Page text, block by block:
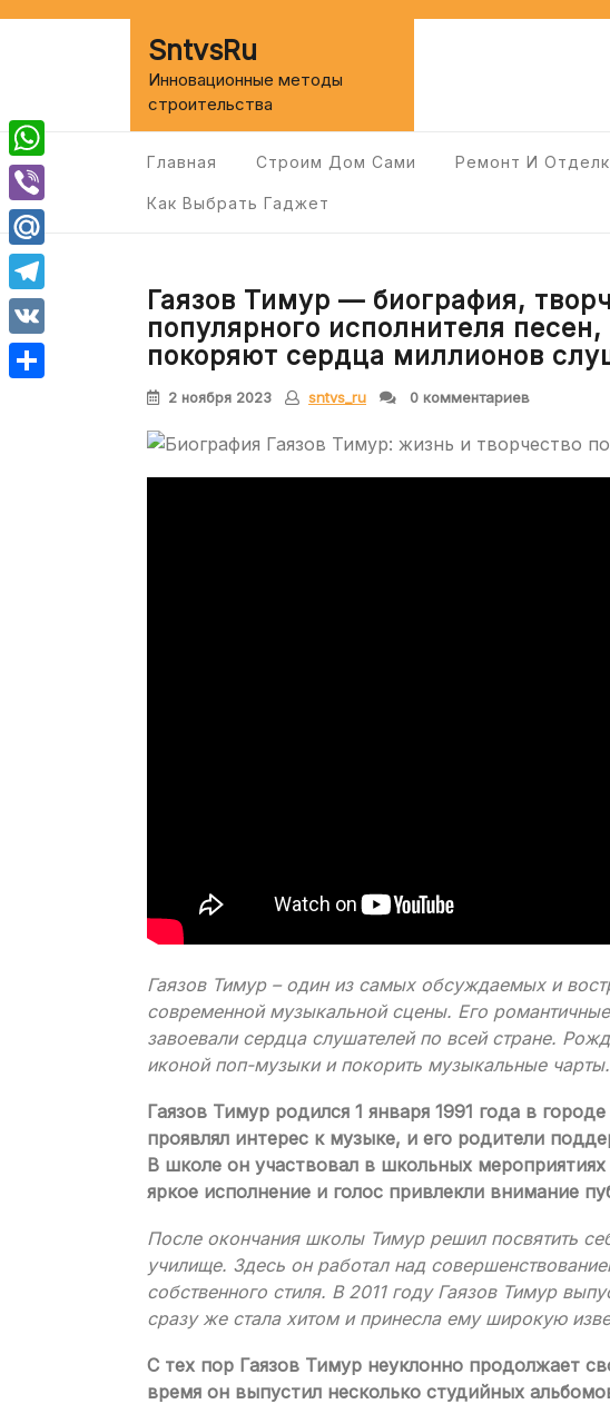
SntvsRu
Инновационные методы
строительства
Главная Строим Дом Сами Ремонт И
Как Выбрать Гаджет
Гаязов Тимур — биография,
популярного исполнителя песен,
покоряют сердца миллионов
2 ноября 2023 sntvs_ru 0 комментариев
Гаязов Тимур – один из самых обсуждаемых и
современной музыкальной сцены. Его
завоевали сердца слушателей по всей стране.
иконой поп-музыки и покорить музыкальные чарты.
Гаязов Тимур родился 1 января 1991 года в
проявлял интерес к музыке, и его родители
В школе он участвовал в школьных
яркое исполнение и голос привлекли внимание
После окончания школы Тимур решил посвятить
училище. Здесь он работал над
собственного стиля. В 2011 году Гаязов Тимур
сразу же стала хитом и принесла ему широкую
С тех пор Гаязов Тимур неуклонно продолжает
время он выпустил несколько студийных
WhatsApp
Viber
Mail.Ru
Telegram
VK